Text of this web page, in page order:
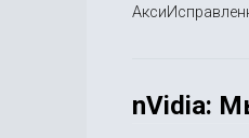
nVidia: